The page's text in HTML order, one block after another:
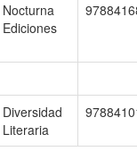
Nocturna
Ediciones
Diversidad
Literaria